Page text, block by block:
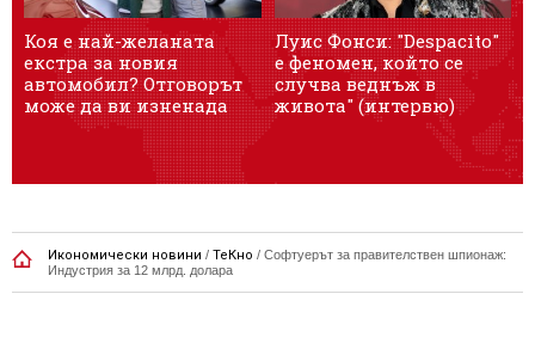
Коя е най-желаната
екстра за новия
автомобил? Отговорът
може да ви изненада
Луис Фонси: "Despacito"
е феномен, който се
случва веднъж в
живота" (интервю)
Икономически новини / ТеКно / Софтуерът за правителствен шпионаж:
Индустрия за 12 млрд. долара